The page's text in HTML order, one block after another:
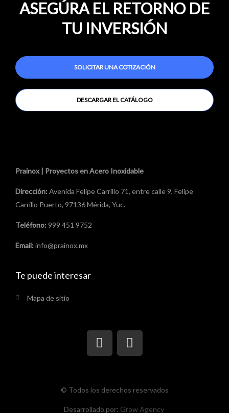
ASEGÚRA EL RETORNO DE
TU INVERSIÓN
SOLICITAR UNA COTIZACIÓN
DESCARGAR EL CATÁLOGO
Prainox | Proyectos en Acero Inoxidable
Dirección: Avenida Felipe Carrillo 71, entre calle 9, Felipe
Carrillo Puerto, 97136 Mérida, Yuc.
Teléfono: 999 451 9752
Email: info@prainox.mx
Te puede interesar
Mapa de sitio
F
a
b
I
n
a
© Todos los derechos reservados
Desarrollado por: Grow Agency